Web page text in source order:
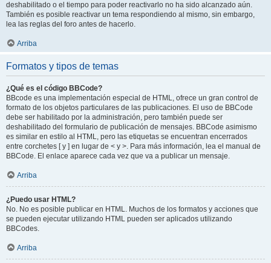
deshabilitado o el tiempo para poder reactivarlo no ha sido alcanzado aún.
También es posible reactivar un tema respondiendo al mismo, sin embargo,
lea las reglas del foro antes de hacerlo.
Arriba
Formatos y tipos de temas
¿Qué es el código BBCode?
BBcode es una implementación especial de HTML, ofrece un gran control de
formato de los objetos particulares de las publicaciones. El uso de BBCode
debe ser habilitado por la administración, pero también puede ser
deshabilitado del formulario de publicación de mensajes. BBCode asimismo
es similar en estilo al HTML, pero las etiquetas se encuentran encerrados
entre corchetes [ y ] en lugar de < y >. Para más información, lea el manual de
BBCode. El enlace aparece cada vez que va a publicar un mensaje.
Arriba
¿Puedo usar HTML?
No. No es posible publicar en HTML. Muchos de los formatos y acciones que
se pueden ejecutar utilizando HTML pueden ser aplicados utilizando
BBCodes.
Arriba